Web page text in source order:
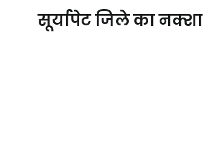
सूर्यापेट जिले का